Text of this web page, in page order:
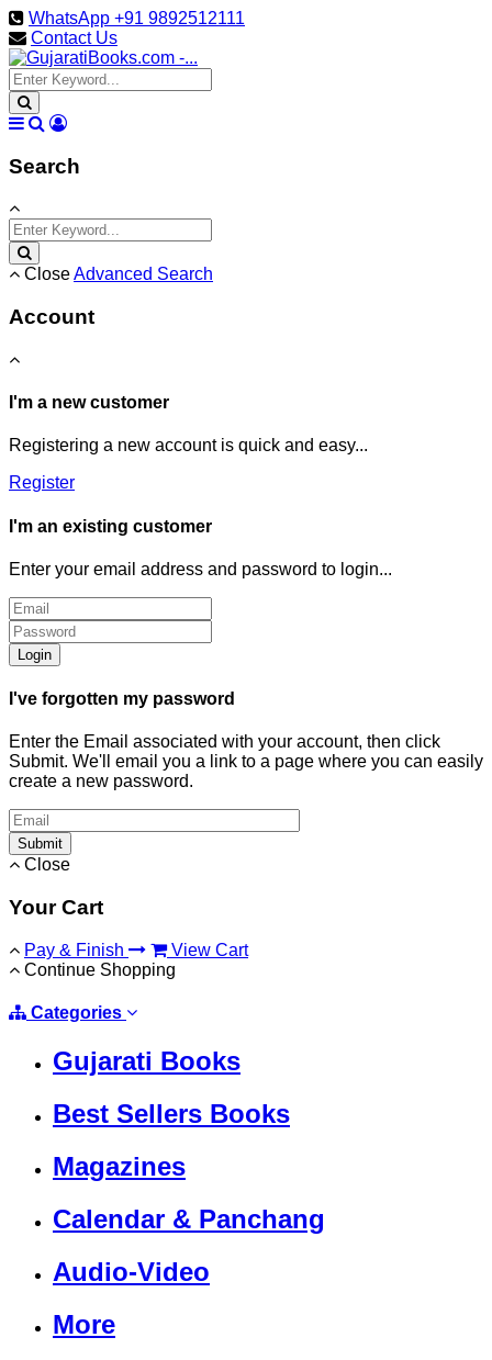
WhatsApp +91 9892512111
Contact Us
Search
CloseAdvanced Search
Account
I'm a new customer
Registering a new account is quick and easy...
Register
I'm an existing customer
Enter your email address and password to login...
Login
I've forgotten my password
Enter the Email associated with your account, then click
Submit. We'll email you a link to a page where you can easily
create a new password.
Submit
Close
Your Cart
Pay & Finish
View Cart
Continue Shopping
Categories
Gujarati Books
Best Sellers Books
Magazines
Calendar & Panchang
Audio-Video
More